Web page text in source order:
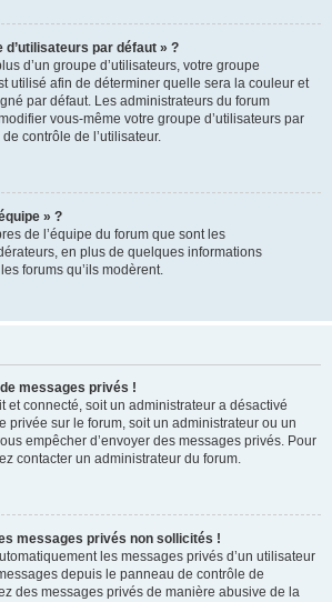
d’utilisateurs par défaut » ?
d’un groupe d’utilisateurs, votre groupe
utilisé afin de déterminer quelle sera la couleur et
par défaut. Les administrateurs du forum
vous-même votre groupe d’utilisateurs par
contrôle de l’utilisateur.
» ?
de l’équipe du forum que sont les
en plus de quelques informations
forums qu’ils modèrent.
messages privés !
et connecté, soit un administrateur a désactivé
privée sur le forum, soit un administrateur ou un
empêcher d’envoyer des messages privés. Pour
contacter un administrateur du forum.
messages privés non sollicités !
les messages privés d’un utilisateur
depuis le panneau de contrôle de
des messages privés de manière abusive de la